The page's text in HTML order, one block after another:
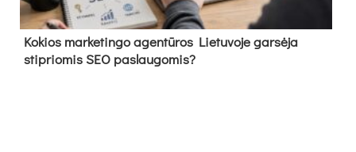
Kokios marketingo agentūros Lietuvoje garsėja
stipriomis SEO paslaugomis?